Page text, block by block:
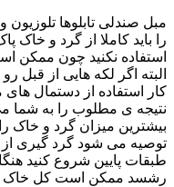
مبل صندلی تابلوها
را باید کاملا از گرد و
استفاده نکنید چون ممکن
البته اگر لکه هایی از قبل
کار استفاده از دستمال
نتیجه ی مطلوب را به شما
بیشترین میزان گرد و خاک
توصیه می شود گرد گیری از
طبقات پایین شروع کنید
رشسد ممکن است کل خاک